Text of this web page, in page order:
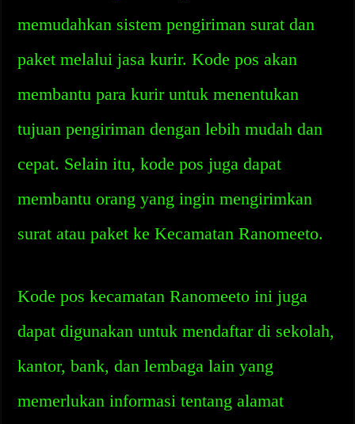
memudahkan sistem pengiriman surat dan
paket melalui jasa kurir. Kode pos akan
membantu para kurir untuk menentukan
tujuan pengiriman dengan lebih mudah dan
cepat. Selain itu, kode pos juga dapat
membantu orang yang ingin mengirimkan
surat atau paket ke Kecamatan Ranomeeto.
Kode pos kecamatan Ranomeeto ini juga
dapat digunakan untuk mendaftar di sekolah,
kantor, bank, dan lembaga lain yang
memerlukan informasi tentang alamat